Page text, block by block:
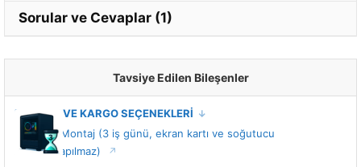
Sorular ve Cevaplar (1)
Tavsiye Edilen Bileşenler
MONTAJ VE KARGO SEÇENEKLERİ
Standart Montaj (3 iş günü, ekran kartı ve soğutucu
montajı yapılmaz)